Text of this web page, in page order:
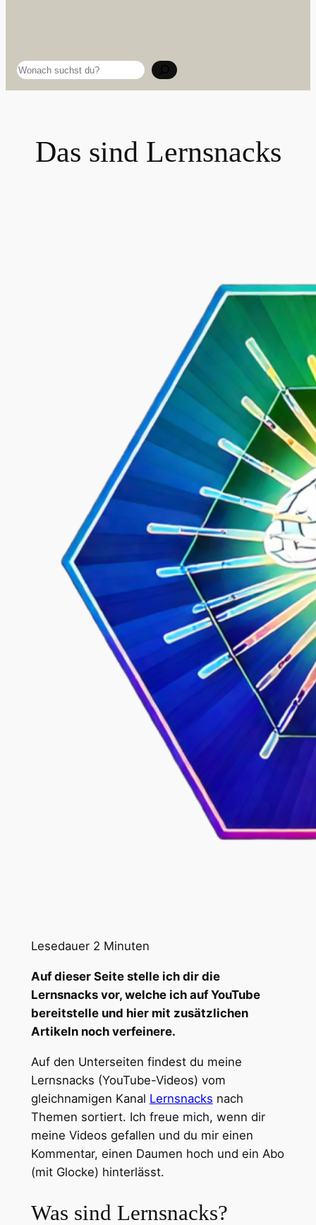
Suchen
Das sind Lernsnacks
Lesedauer 2 Minuten
Auf dieser Seite stelle ich dir die
Lernsnacks vor, welche ich auf YouTube
bereitstelle und hier mit zusätzlichen
Artikeln noch verfeinere.
Auf den Unterseiten findest du meine
Lernsnacks (YouTube-Videos) vom
gleichnamigen Kanal Lernsnacks nach
Themen sortiert. Ich freue mich, wenn dir
meine Videos gefallen und du mir einen
Kommentar, einen Daumen hoch und ein Abo
(mit Glocke) hinterlässt.
Was sind Lernsnacks?